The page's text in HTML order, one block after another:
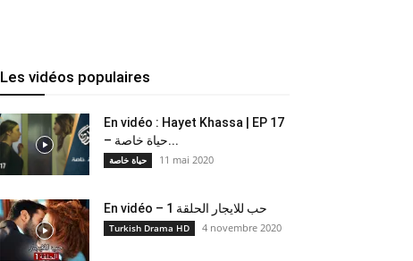
Les vidéos populaires
En vidéo : Hayet Khassa | EP 17
– حياة خاصة...
حياة خاصة 11 mai 2020
En vidéo – حب للايجار الحلقة 1
Turkish Drama HD 4 novembre 2020